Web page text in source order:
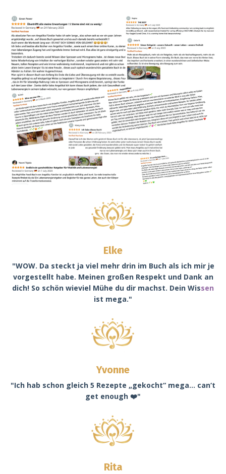
Elke
"WOW. Da steckt ja viel mehr drin im Buch als ich mir je
vorgestellt habe. Meinen großen Respekt und Dank an
dich! So schön wieviel Mühe du dir machst. Dein Wissen
ist mega."
Yvonne
"Ich hab schon gleich 5 Rezepte „gekocht“ mega… can‘t
get enough ❤️"
Rita